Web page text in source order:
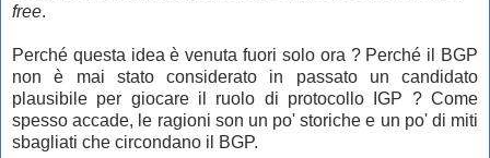
free.
Perché questa idea è venuta fuori solo ora ? Perché il BGP
non è mai stato considerato in passato un candidato
plausibile per giocare il ruolo di protocollo IGP ? Come
spesso accade, le ragioni son un po' storiche e un po' di miti
sbagliati che circondano il BGP.